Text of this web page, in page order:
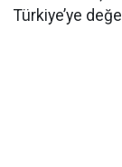
Türkiye’ye